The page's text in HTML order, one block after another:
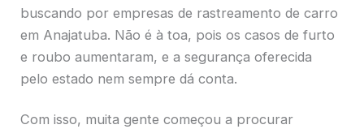
buscando por empresas de rastreamento de carro
em Anajatuba. Não é à toa, pois os casos de furto
e roubo aumentaram, e a segurança oferecida
pelo estado nem sempre dá conta.
Com isso, muita gente começou a procurar